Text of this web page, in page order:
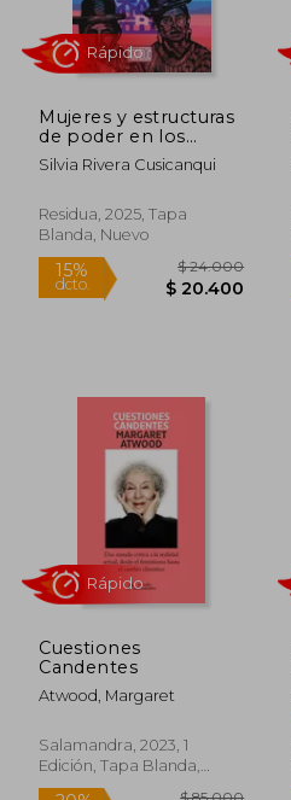
45%
Mujeres y estructuras
de poder en los
Andes: de la
etnohistoria a la
Silvia Rivera Cusicanqui
Residua, 2025, Tapa
Blanda, Nuevo
Cuestiones
Candentes
Atwood, Margaret
Salamandra, 2023, 1
Edición, Tapa Blanda,
Nuevo